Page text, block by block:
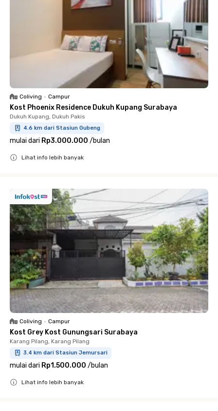
Coliving • Campur
Kost Phoenix Residence Dukuh Kupang Surabaya
Dukuh Kupang, Dukuh Pakis
4.6 km dari Stasiun Gubeng
mulai dari Rp3.000.000 /bulan
Lihat info lebih banyak
Coliving • Campur
Kost Grey Kost Gunungsari Surabaya
Karang Pilang, Karang Pilang
3.4 km dari Stasiun Jemursari
mulai dari Rp1.500.000 /bulan
Lihat info lebih banyak